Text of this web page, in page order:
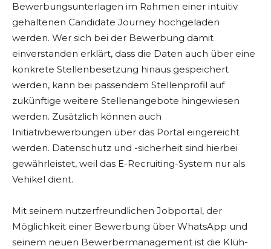
Bewerbungsunterlagen im Rahmen einer intuitiv
gehaltenen Candidate Journey hochgeladen
werden. Wer sich bei der Bewerbung damit
einverstanden erklärt, dass die Daten auch über eine
konkrete Stellenbesetzung hinaus gespeichert
werden, kann bei passendem Stellenprofil auf
zukünftige weitere Stellenangebote hingewiesen
werden. Zusätzlich können auch
Initiativbewerbungen über das Portal eingereicht
werden. Datenschutz und -sicherheit sind hierbei
gewährleistet, weil das E-Recruiting-System nur als
Vehikel dient.
Mit seinem nutzerfreundlichen Jobportal, der
Möglichkeit einer Bewerbung über WhatsApp und
seinem neuen Bewerbermanagement ist die Klüh-